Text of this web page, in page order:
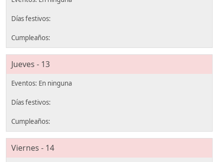
Jueves - 13
Viernes - 14